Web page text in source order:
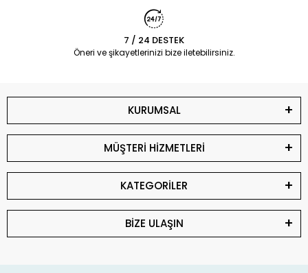
7 / 24 DESTEK
Öneri ve şikayetlerinizi bize iletebilirsiniz.
KURUMSAL
MÜŞTERİ HİZMETLERİ
KATEGORİLER
BİZE ULAŞIN